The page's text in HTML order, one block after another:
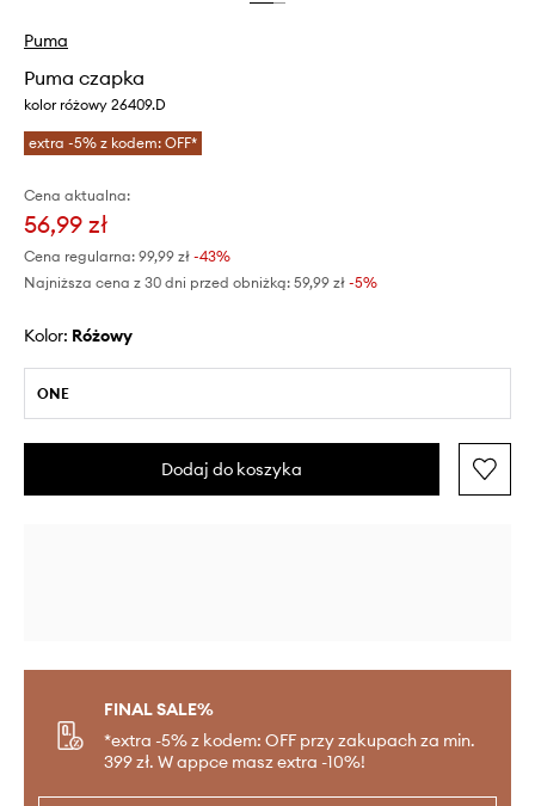
Puma
Puma czapka
kolor różowy 26409.D
extra -5% z kodem: OFF*
Cena aktualna:
56,99 zł
Cena regularna: 99,99 zł -43%
Najniższa cena z 30 dni przed obniżką: 59,99 zł -5%
Kolor: różowy
ONE
Dodaj do koszyka
FINAL SALE%
*extra -5% z kodem: OFF przy zakupach za min.
399 zł. W appce masz extra -10%!